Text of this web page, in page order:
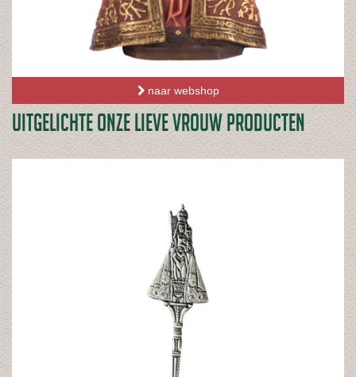
naar webshop
UITGELICHTE ONZE LIEVE VROUW PRODUCTEN